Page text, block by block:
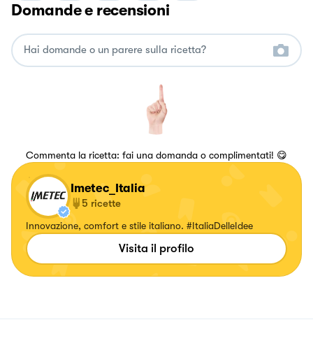
Domande e recensioni
Commenta la ricetta: fai una domanda o complimentati! 😋
Imetec_Italia
5 ricette
Innovazione, comfort e stile italiano. #ItaliaDelleIdee
Visita il profilo